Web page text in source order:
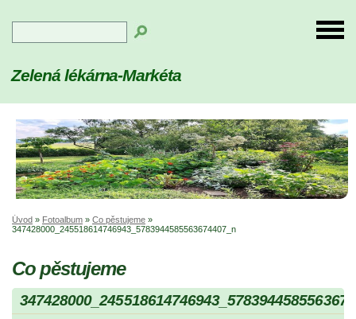
Zelená lékárna-Markéta
Úvod » Fotoalbum » Co pěstujeme »
347428000_245518614746943_5783944585563674407_n
Co pěstujeme